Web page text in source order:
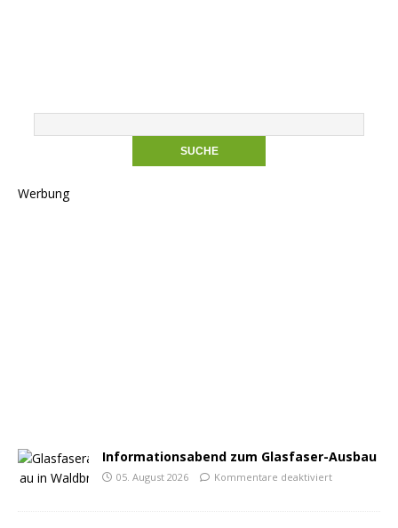
Werbung
Informationsabend zum Glasfaser-Ausbau
05. August 2026 Kommentare deaktiviert